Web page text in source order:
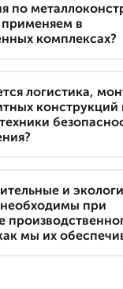
по
в
комплексах?
логистика,
конструкций
и
при
мы их